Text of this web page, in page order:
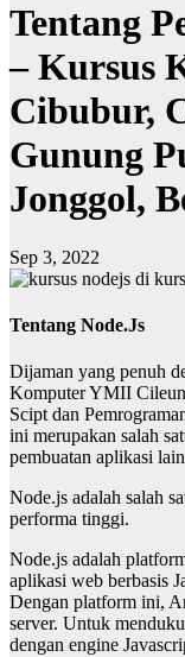
Tentang
– Kursus
Cibubur,
Gunung
Jonggol,
Sep 3, 2022
Tentang Node.Js
Dijaman yang penuh
Komputer YMII
Scipt dan
ini merupakan salah
pembuatan aplikasi
Node.js adalah salah
performa tinggi.
Node.js adalah
aplikasi web berbasis
Dengan platform ini,
server. Untuk
dengan engine